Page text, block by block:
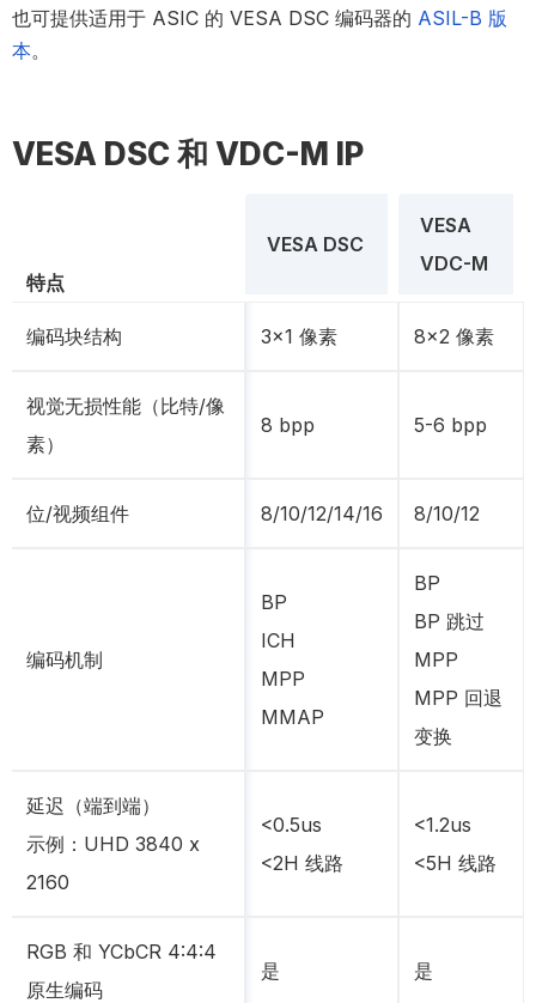
也可提供适用于 ASIC 的 VESA DSC 编码器的 ASIL-B 版
本。
VESA DSC 和 VDC-M IP
特点
VESA DSC
VESA
VDC-M
编码块结构 3×1 像素 8×2 像素
视觉无损性能（比特/像
素）
8 bpp 5-6 bpp
位/视频组件 8/10/12/14/16 8/10/12
编码机制
BP
ICH
MPP
MMAP
BP
BP 跳过
MPP
MPP 回退
变换
延迟（端到端）
示例：UHD 3840 x
2160
<0.5us
<2H 线路
<1.2us
<5H 线路
RGB 和 YCbCR 4:4:4
原生编码
是 是